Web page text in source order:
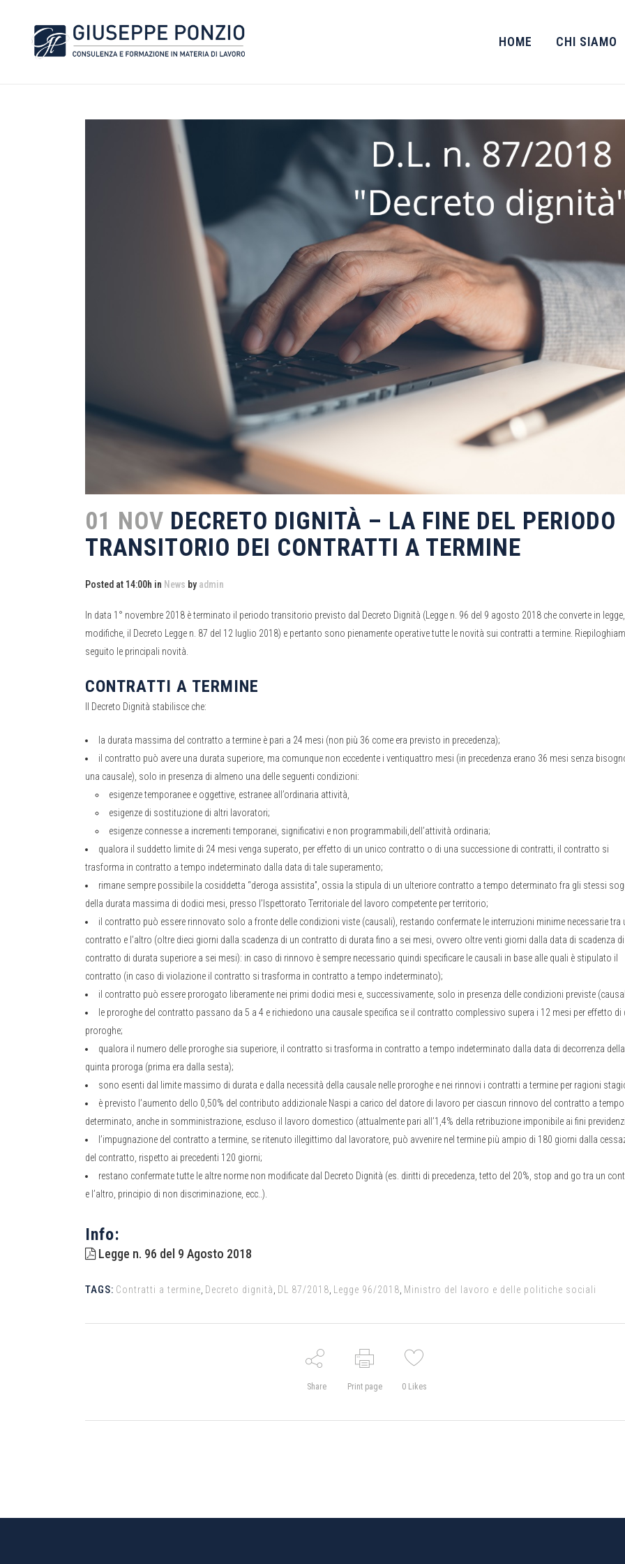
HOME CHI SIAMO
01 NOV DECRETO DIGNITÀ – LA FINE DEL PERIODO
TRANSITORIO DEI CONTRATTI A TERMINE
Posted at 14:00h in News by admin
In data 1° novembre 2018 è terminato il periodo transitorio previsto dal Decreto Dignità (Legge n. 96 del 9 agosto 2018 che converte in
modifiche, il Decreto Legge n. 87 del 12 luglio 2018) e pertanto sono pienamente operative tutte le novità sui contratti a termine.
seguito le principali novità.
CONTRATTI A TERMINE
Il Decreto Dignità stabilisce che:
la durata massima del contratto a termine è pari a 24 mesi (non più 36 come era previsto in precedenza);
il contratto può avere una durata superiore, ma comunque non eccedente i ventiquattro mesi (in precedenza erano 36 mesi senza
una causale), solo in presenza di almeno una delle seguenti condizioni:
esigenze temporanee e oggettive, estranee all’ordinaria attività,
esigenze di sostituzione di altri lavoratori;
esigenze connesse a incrementi temporanei, significativi e non programmabili,dell’attività ordinaria;
qualora il suddetto limite di 24 mesi venga superato, per effetto di un unico contratto o di una successione di contratti, il contratto si
trasforma in contratto a tempo indeterminato dalla data di tale superamento;
rimane sempre possibile la cosiddetta “deroga assistita”, ossia la stipula di un ulteriore contratto a tempo determinato fra gli stessi
della durata massima di dodici mesi, presso l’Ispettorato Territoriale del lavoro competente per territorio;
il contratto può essere rinnovato solo a fronte delle condizioni viste (causali), restando confermate le interruzioni minime necessarie tra
contratto e l’altro (oltre dieci giorni dalla scadenza di un contratto di durata fino a sei mesi, ovvero oltre venti giorni dalla data di scadenza
contratto di durata superiore a sei mesi): in caso di rinnovo è sempre necessario quindi specificare le causali in base alle quali è stipulato il
contratto (in caso di violazione il contratto si trasforma in contratto a tempo indeterminato);
il contratto può essere prorogato liberamente nei primi dodici mesi e, successivamente, solo in presenza delle condizioni previste
le proroghe del contratto passano da 5 a 4 e richiedono una causale specifica se il contratto complessivo supera i 12 mesi per effetto di
proroghe;
qualora il numero delle proroghe sia superiore, il contratto si trasforma in contratto a tempo indeterminato dalla data di decorrenza della
quinta proroga (prima era dalla sesta);
sono esenti dal limite massimo di durata e dalla necessità della causale nelle proroghe e nei rinnovi i contratti a termine per ragioni
è previsto l’aumento dello 0,50% del contributo addizionale Naspi a carico del datore di lavoro per ciascun rinnovo del contratto a tempo
determinato, anche in somministrazione, escluso il lavoro domestico (attualmente pari all’1,4% della retribuzione imponibile ai fini
l’impugnazione del contratto a termine, se ritenuto illegittimo dal lavoratore, può avvenire nel termine più ampio di 180 giorni dalla
del contratto, rispetto ai precedenti 120 giorni;
restano confermate tutte le altre norme non modificate dal Decreto Dignità (es. diritti di precedenza, tetto del 20%, stop and go tra un
e l’altro, principio di non discriminazione, ecc..).
Info:
Legge n. 96 del 9 Agosto 2018
TAGS: Contratti a termine Decreto dignità DL 87/2018 Legge 96/2018 Ministro del lavoro e delle politiche sociali
Share Print page 0Likes